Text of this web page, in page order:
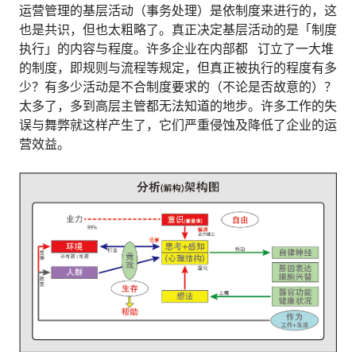
运营管理的基层活动（事务处理）是依制度来进行的，这
也是共识，但也太粗略了。真正决定基层活动的是「制度
执行」的内容与程度。许多企业在内部都 订立了一大堆
的制度，即规则与流程等规定，但真正被执行的程度有多
少？有多少活动是不合制度要求的（不论是否故意的）？
太多了，多到高层主管都无法知道的地步。许多工作的失
误与舞弊就这样产生了，它们严重侵蚀及降低了企业的运
营效益。